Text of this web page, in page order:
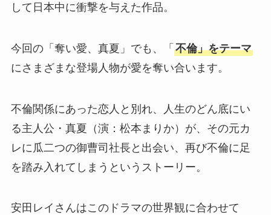
して日本中に衝撃を与えた作品。
今回の「奪い愛、真夏」でも、「 不倫」をテーマ
にさまざまな登場人物が愛を奪い合います。
不倫関係にあった恋人と別れ、人生のどん底にい
る主人公・真夏（演：松本まりか）が、その元カ
レに瓜二つの御曹司社長と出会い、再び不倫に足
を踏み入れてしまうというストーリー。
安田レイさんはこのドラマの世界観に合わせて